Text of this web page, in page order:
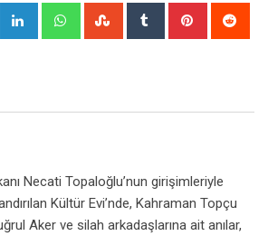
Google+ LinkedIn WhatsappStumbleUpon
Tumblr Pinterest
Necati Topaloğlu’nun girişimleriyle
Kültür Evi’nde, Kahraman Topçu
Aker ve silah arkadaşlarına ait anılar,